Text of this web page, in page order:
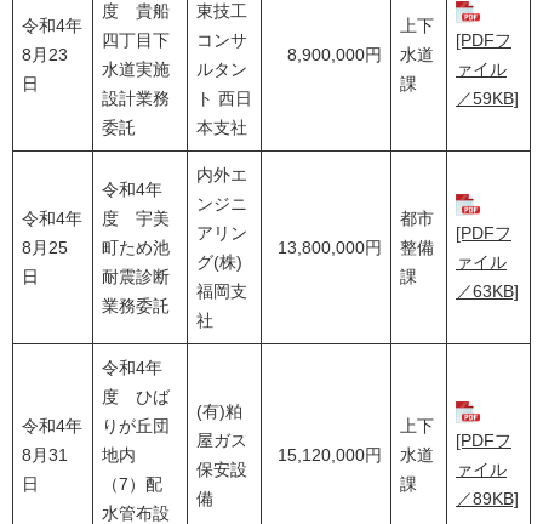
令和4年
8月23
日
度 貴船
四丁目下
水道実施
設計業務
委託
東技工
コンサ
ルタン
ト 西日
本支社
8,900,000円
上下
水道
課
[PDFフ
ァイル
／59KB]
令和4年
8月25
日
令和4年
度 宇美
町ため池
耐震診断
業務委託
内外エ
ンジニ
アリン
グ(株)
福岡支
社
13,800,000円
都市
整備
課
[PDFフ
ァイル
／63KB]
令和4年
8月31
日
令和4年
度 ひば
りが丘団
地内
（7）配
水管布設
(有)粕
屋ガス
保安設
備
15,120,000円
上下
水道
課
[PDFフ
ァイル
／89KB]